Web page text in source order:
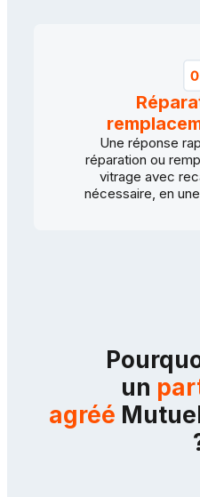
Une réponse
réparation ou
vitrage avec
nécessaire, en
un
agréé